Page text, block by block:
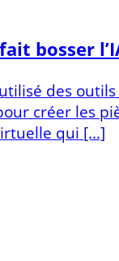
bosser
des outils
créer les
qui […]